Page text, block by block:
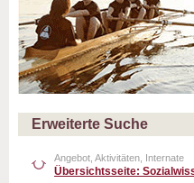
Erweiterte Suche
Angebot, Aktivitäten, Internate
Übersichtsseite: